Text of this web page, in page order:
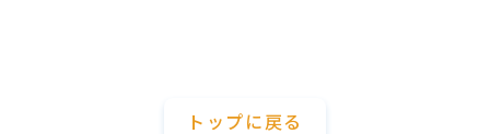
トップに戻る